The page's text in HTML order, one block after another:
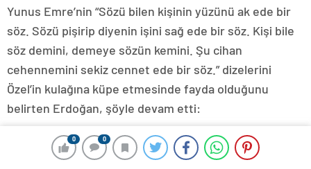
0 0
Yunus Emre’nin “Sözü bilen kişinin yüzünü ak ede bir
söz. Sözü pişirip diyenin işini sağ ede bir söz. Kişi bile
söz demini, demeye sözün kemini. Şu cihan
cehennemini sekiz cennet ede bir söz.” dizelerini
Özel’in kulağına küpe etmesinde fayda olduğunu
belirten Erdoğan, şöyle devam etti:
“Siyasette söz işte bu kadar mühimdir. Aklına her
geleni söylemek, boş konuşmak mugalata yapmak,